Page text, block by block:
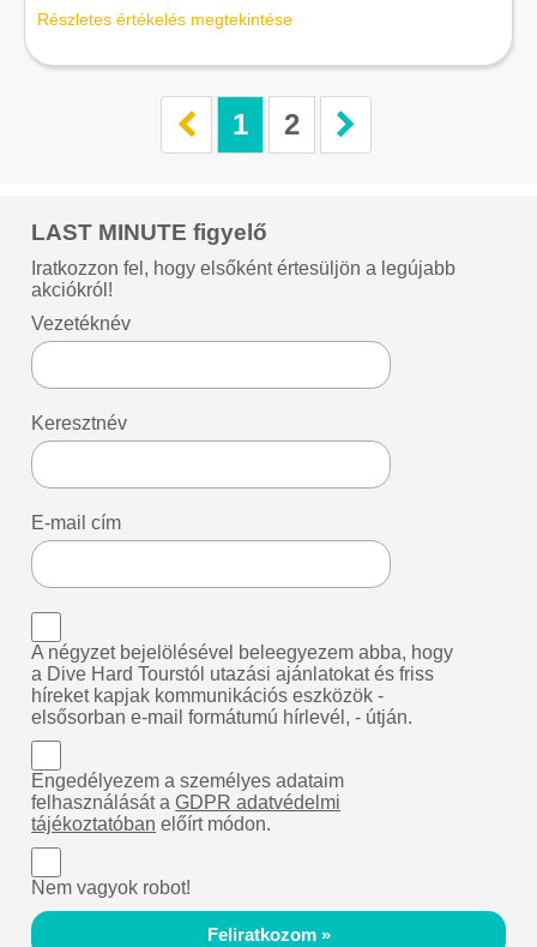
Részletes értékelés megtekintése
1 2
LAST MINUTE figyelő
Iratkozzon fel, hogy elsőként értesüljön a legújabb
akciókról!
Vezetéknév
Keresztnév
E-mail cím
A négyzet bejelölésével beleegyezem abba, hogy
a Dive Hard Tourstól utazási ajánlatokat és friss
híreket kapjak kommunikációs eszközök -
elsősorban e-mail formátumú hírlevél, - útján.
Engedélyezem a személyes adataim
felhasználását aGDPR adatvédelmi
tájékoztatóban előírt módon.
Nem vagyok robot!
Feliratkozom »